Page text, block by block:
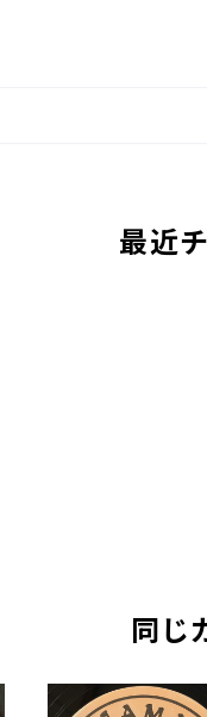
最近
同じ